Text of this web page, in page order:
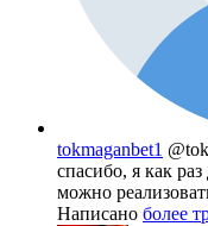
tokmaganbet1
спасибо, я как
можно
Написано более